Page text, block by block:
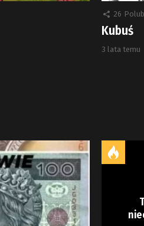
26
Kubuś
3 lata temu